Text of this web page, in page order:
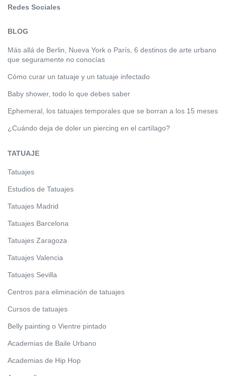
Redes Sociales
BLOG
Más allá de Berlin, Nueva York o París, 6 destinos de arte urbano
que seguramente no conocías
Cómo curar un tatuaje y un tatuaje infectado
Baby shower, todo lo que debes saber
Ephemeral, los tatuajes temporales que se borran a los 15 meses
¿Cuándo deja de doler un piercing en el cartílago?
TATUAJE
Tatuajes
Estudios de Tatuajes
Tatuajes Madrid
Tatuajes Barcelona
Tatuajes Zaragoza
Tatuajes Valencia
Tatuajes Sevilla
Centros para eliminación de tatuajes
Cursos de tatuajes
Belly painting o Vientre pintado
Academias de Baile Urbano
Academias de Hip Hop